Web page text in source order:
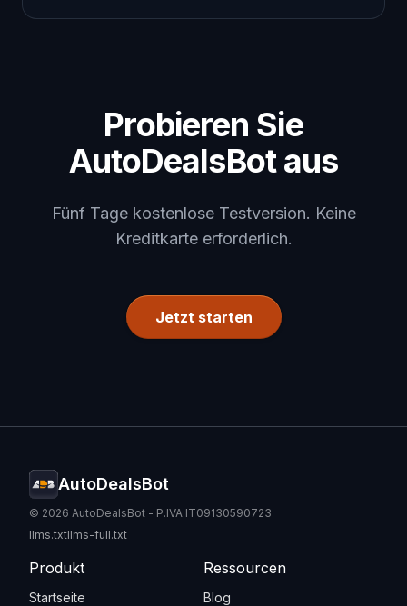
Probieren Sie
AutoDealsBot aus
Fünf Tage kostenlose Testversion. Keine
Kreditkarte erforderlich.
Jetzt starten
AutoDealsBot
© 2026 AutoDealsBot - P.IVA IT09130590723
llms.txtllms-full.txt
Produkt
Startseite
Ressourcen
Blog